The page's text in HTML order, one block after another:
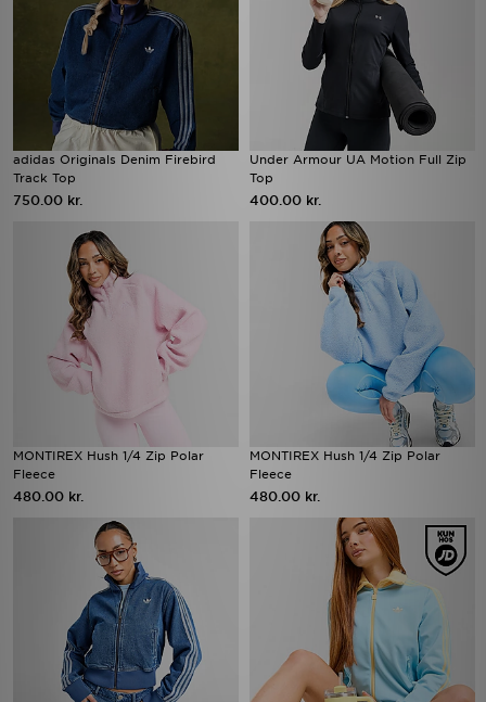
adidas Originals Denim Firebird
Track Top
750.00 kr.
Under Armour UA Motion Full Zip
Top
400.00 kr.
MONTIREX Hush 1/4 Zip Polar
Fleece
480.00 kr.
MONTIREX Hush 1/4 Zip Polar
Fleece
480.00 kr.